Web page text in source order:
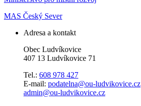
MAS Český Sever
Adresa a kontakt
Obec Ludvíkovice
407 13 Ludvíkovice 71
Tel.: 608 978 427
E-mail: podatelna@ou-ludvikovice.cz
admin@ou-ludvikovice.cz